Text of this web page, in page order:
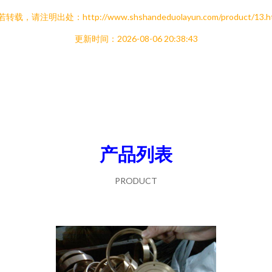
转载，请注明出处：http://www.shshandeduolayun.com/product/
更新时间：2026-08-06 20:38:43
产品列表
PRODUCT